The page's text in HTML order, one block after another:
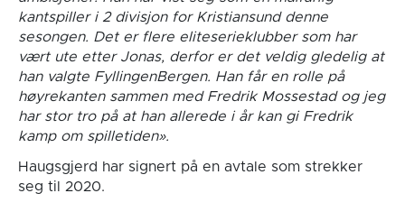
kantspiller i 2 divisjon for Kristiansund denne
sesongen. Det er flere eliteserieklubber som har
vært ute etter Jonas, derfor er det veldig gledelig at
han valgte FyllingenBergen. Han får en rolle på
høyrekanten sammen med Fredrik Mossestad og jeg
har stor tro på at han allerede i år kan gi Fredrik
kamp om spilletiden».
Haugsgjerd har signert på en avtale som strekker
seg til 2020.